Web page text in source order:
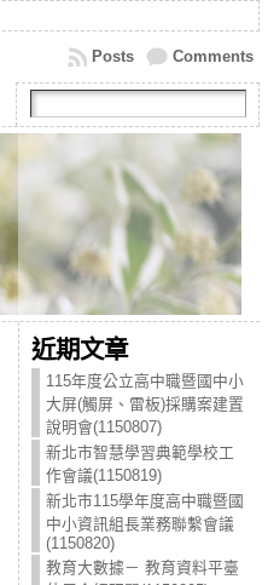
Comments
Posts
近期文章
115年度公立高中職暨國中小
大屏(觸屏、雷板)採購案建置
說明會(1150807)
新北市智慧學習典範學校工
作會議(1150819)
新北市115學年度高中職暨國
中小資訊組長業務聯繫會議
(1150820)
教育大數據－ 教育資料平臺